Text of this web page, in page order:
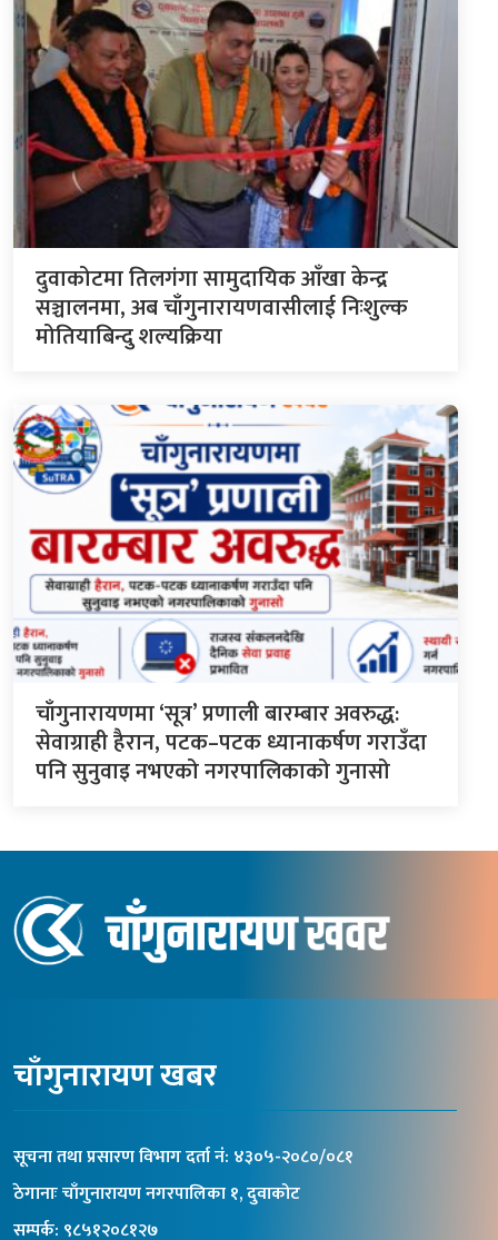
दुवाकोटमा तिलगंगा सामुदायिक आँखा केन्द्र
सञ्चालनमा, अब चाँगुनारायणवासीलाई निःशुल्क
मोतियाबिन्दु शल्यक्रिया
चाँगुनारायणमा ‘सूत्र’ प्रणाली बारम्बार अवरुद्ध:
सेवाग्राही हैरान, पटक–पटक ध्यानाकर्षण गराउँदा
पनि सुनुवाइ नभएको नगरपालिकाको गुनासो
चाँगुनारायण खबर
सूचना तथा प्रसारण विभाग दर्ता नंं: ४३०५-२०८०/०८१
ठेगानाः चाँगुनारायण नगरपालिका १, दुवाकोट
सम्पर्क: ९८५१२०८१२७